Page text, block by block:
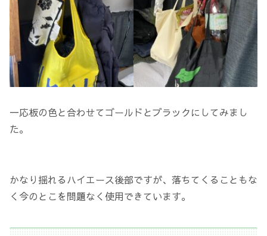
一応板の色と合わせてゴールドとブラックにしてみまし
た。
かなり揺れるハイエース後部ですが、落ちてくることもな
く今のとこを問題なく使用できています。